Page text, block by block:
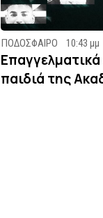
ΠΟΔΟΣΦΑΙΡΟ 10:43 μμ
παιδιά της